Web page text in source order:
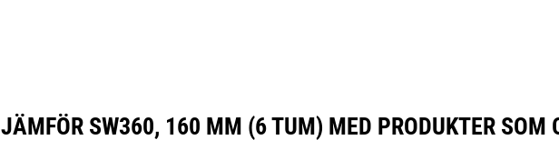
JÄMFÖR SW360, 160 MM (6 TUM) MED PRODUKTER SOM